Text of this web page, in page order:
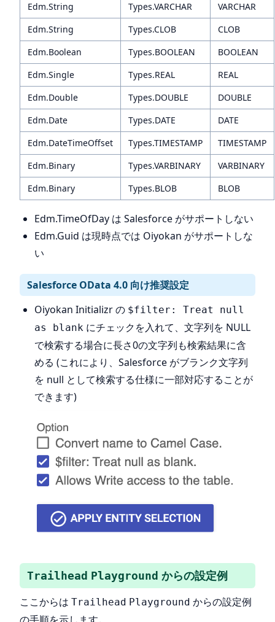
Edm.String
Types.VARCHAR
VARCHAR
Edm.String
Types.CLOB
CLOB
Edm.Boolean
Types.BOOLEAN
BOOLEAN
Edm.Single
Types.REAL
REAL
Edm.Double
Types.DOUBLE
DOUBLE
Edm.Date
Types.DATE
DATE
Edm.DateTimeOffset
Types.TIMESTAMP
TIMESTAMP
Edm.Binary
Types.VARBINARY
VARBINARY
Edm.Binary
Types.BLOB BLOB
Edm.TimeOfDay は Salesforce がサポートしない
Edm.Guid は現時点では Oiyokan がサポートしな
い
Salesforce OData 4.0 向け推奨設定
Oiyokan Initializr の $filter: Treat null
as blank にチェックを入れて、文字列を NULL
で検索する場合に長さ0の文字列も検索結果に含
める (これにより、Salesforce がブランク文字列
を null として検索する仕様に一部対応することが
できます)
Trailhead Playground からの設定例
ここからは Trailhead Playground からの設定例